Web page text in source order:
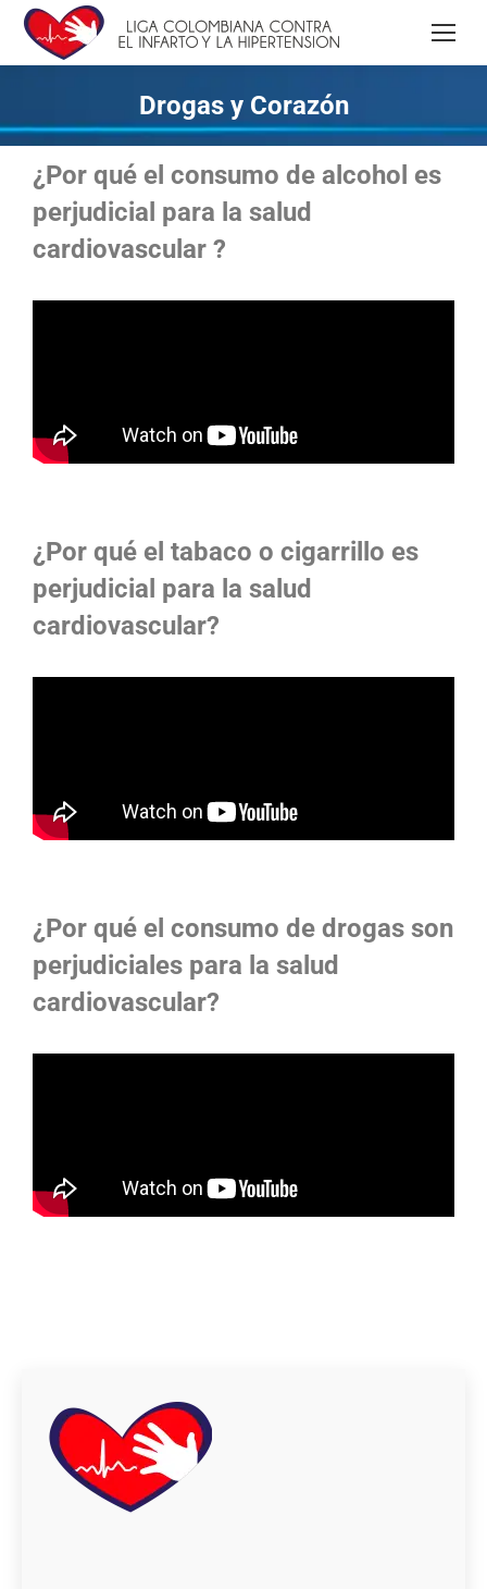
Drogas y Corazón
¿Por qué el consumo de alcohol es
perjudicial para la salud
cardiovascular ?
¿Por qué el tabaco o cigarrillo es
perjudicial para la salud
cardiovascular?
¿Por qué el consumo de drogas son
perjudiciales para la salud
cardiovascular?